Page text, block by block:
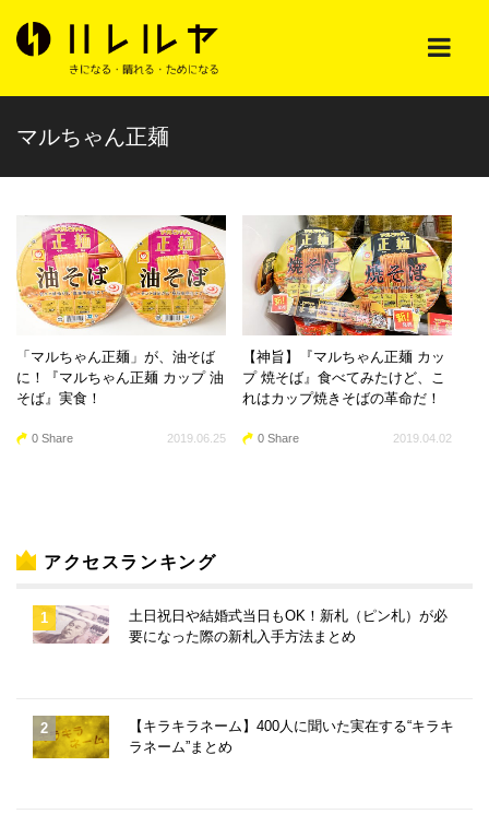
マルちゃん正麺
「マルちゃん正麺」が、油そば
に！『マルちゃん正麺 カップ 油
そば』実食！
0 Share 2019.06.25
【神旨】『マルちゃん正麺 カッ
プ 焼そば』食べてみたけど、こ
れはカップ焼きそばの革命だ！
0 Share 2019.04.02
アクセスランキング
土日祝日や結婚式当日もOK！新札（ピン札）が必
要になった際の新札入手方法まとめ
【キラキラネーム】400人に聞いた実在する“キラキ
ラネーム”まとめ